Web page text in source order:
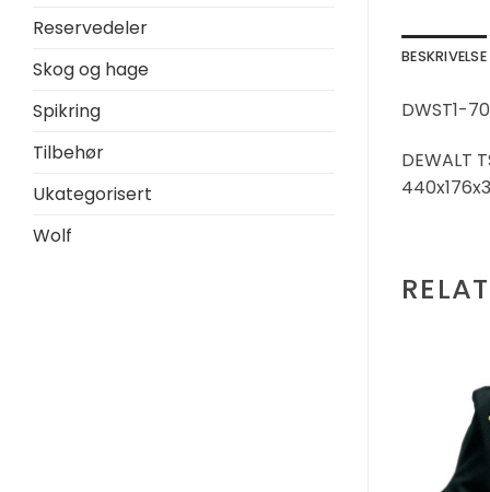
Reservedeler
Skog og hage
Spikring
Tilbehør
Ukategorisert
Wolf
BESKRIVELSE
DWST1-
DEWALT